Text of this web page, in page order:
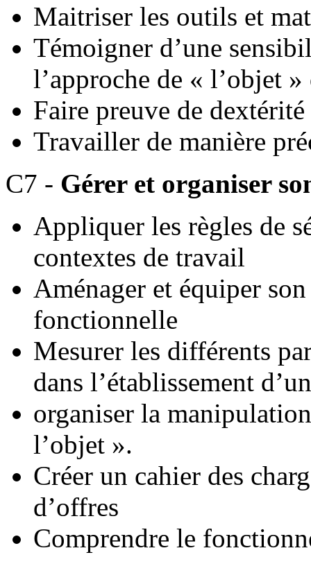
Maitriser les outils et
Témoigner d’une
l’approche de « l’objet
Faire preuve de
Travailler de manière
C7 - Gérer et organiser
Appliquer les règles de
contextes de travail
Aménager et équiper
fonctionnelle
Mesurer les différents
dans l’établissement
organiser la
l’objet ».
Créer un cahier des
d’offres
Comprendre le